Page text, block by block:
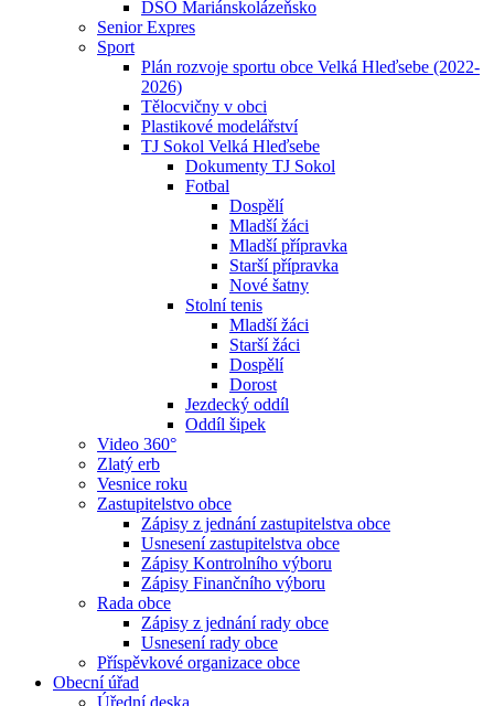
DSO Mariánskolázeňsko
Senior Expres
Sport
Plán rozvoje sportu obce Velká Hleďsebe (2022-
2026)
Tělocvičny v obci
Plastikové modelářství
TJ Sokol Velká Hleďsebe
Dokumenty TJ Sokol
Fotbal
Dospělí
Mladší žáci
Mladší přípravka
Starší přípravka
Nové šatny
Stolní tenis
Mladší žáci
Starší žáci
Dospělí
Dorost
Jezdecký oddíl
Oddíl šipek
Video 360°
Zlatý erb
Vesnice roku
Zastupitelstvo obce
Zápisy z jednání zastupitelstva obce
Usnesení zastupitelstva obce
Zápisy Kontrolního výboru
Zápisy Finančního výboru
Rada obce
Zápisy z jednání rady obce
Usnesení rady obce
Příspěvkové organizace obce
Obecní úřad
Úřední deska